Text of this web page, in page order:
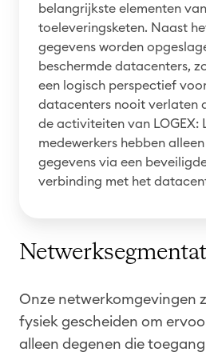
belangrijkste elementen
toeleveringsketen. Naast
gegevens worden
beschermde datacenters,
een logisch perspectief
datacenters nooit verlaten
de activiteiten van LOGEX:
medewerkers hebben
gegevens via een
verbinding met het
Onze netwerkomgevingen
fysiek gescheiden om
alleen degenen die